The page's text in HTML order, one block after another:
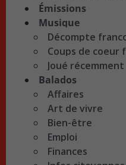
Émissions
Musique
Décompte
Coups de coeur
Joué récemment
Balados
Affaires
Art de vivre
Bien-être
Emploi
Finances